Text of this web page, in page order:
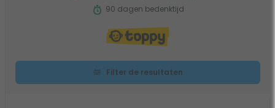
90 dagen bedenktijd
Filter de resultaten